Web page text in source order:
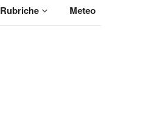
Rubriche Meteo